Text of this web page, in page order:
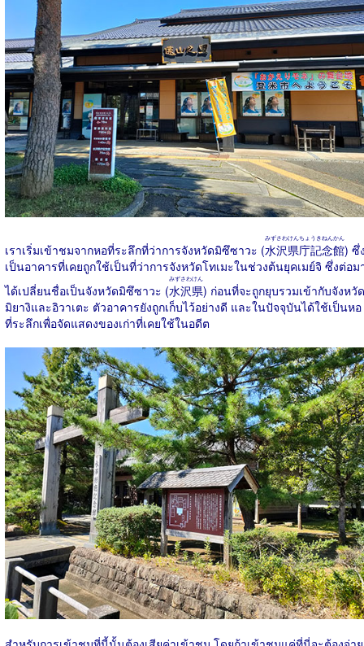
เราเริ่มเข้าชมจากหอที่ระลึกที่ว่าการจังหวัดมิซึซาวะ (水沢県庁記念館
みずさわけんちょうきねんかん
) ซึ่
เป็นอาคารที่เคยถูกใช้เป็นที่ว่าการจังหวัดโทเมะในช่วงต้นยุคเมย์จิ ซึ่งต่อม
ได้เปลี่ยนชื่อเป็นจังหวัดมิซึซาวะ (水沢県
みずさわけん
) ก่อนที่จะถูกยุบรวมเข้ากับจังหวัด
มิยางิและอิวาเตะ ตัวอาคารยังถูกเก็บไว้อย่างดี และในปัจจุบันได้ใช้เป็นหอ
ที่ระลึกเพื่อจัดแสดงของเก่าที่เคยใช้ในอดีต